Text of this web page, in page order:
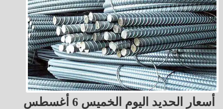
أسعار الحديد اليوم الخميس 6 أغسطس